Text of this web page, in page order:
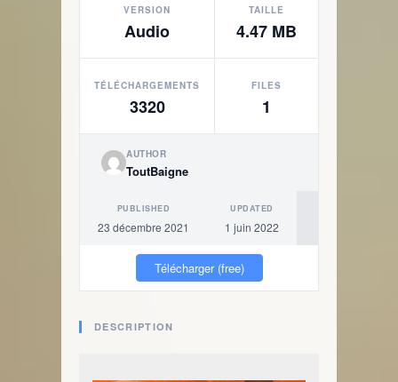
VERSION
Audio
TAILLE
4.47 MB
TÉLÉCHARGEMENTS
3320
FILES
1
AUTHOR
ToutBaigne
PUBLISHED
23 décembre 2021
UPDATED
1 juin 2022
Télécharger (free)
DESCRIPTION